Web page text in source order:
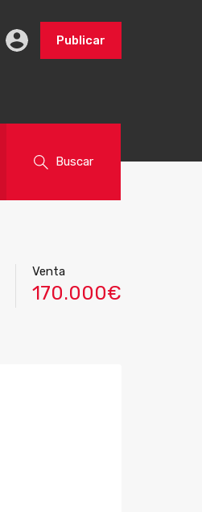
Publicar
Buscar
Venta
170.000€